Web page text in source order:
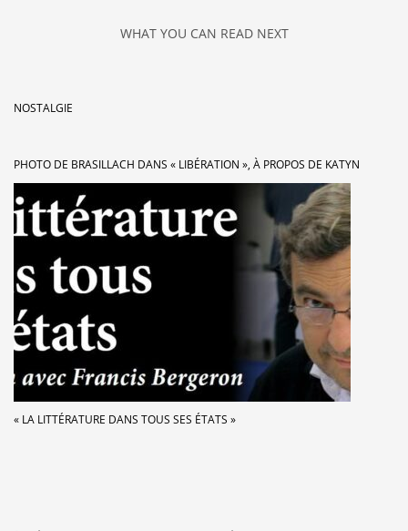
WHAT YOU CAN READ NEXT
NOSTALGIE
PHOTO DE BRASILLACH DANS « LIBÉRATION », À PROPOS DE KATYN
« LA LITTÉRATURE DANS TOUS SES ÉTATS »